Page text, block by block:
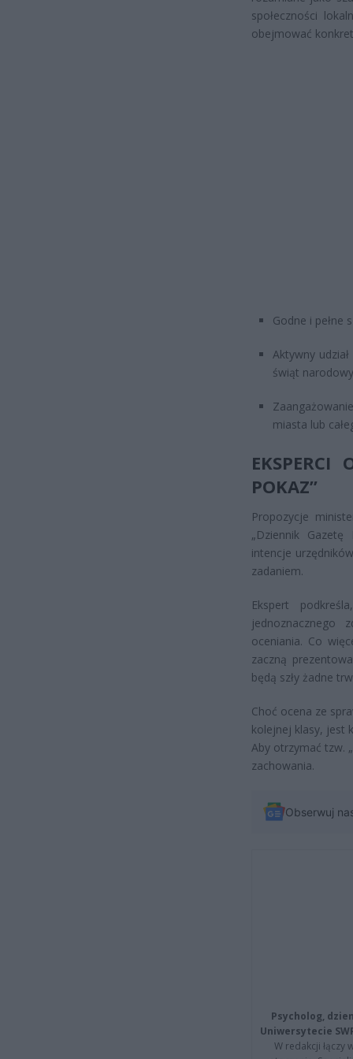
społeczności
obejmować
Godne i pełne
Aktywny
świąt
miasta lub
EKSPERCI
POKAZ”
Propozycje
„Dziennik
intencje
zadaniem.
Ekspert
jednoznacznego
oceniania. Co
zaczną
będą szły żadne
Choć ocena ze
kolejnej klasy, jest
Aby otrzymać tzw.
zachowania.
Obserwuj
Psycholog,
Uniwersytecie
W redakcji łączy